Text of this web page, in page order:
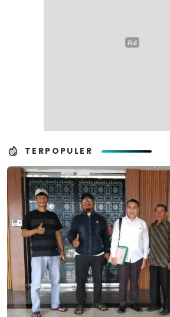
TERPOPULER